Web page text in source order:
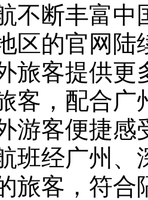
不断丰富
区的官网陆
旅客提供
客，配合广
游客便捷
班经广州
旅客，符合